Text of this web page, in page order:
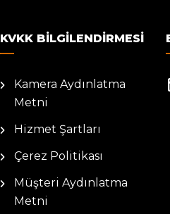
KVKK BILGILENDIRMESI
Kamera Aydınlatma
Metni
Hizmet Şartları
Çerez Politikası
Müşteri Aydınlatma
Metni